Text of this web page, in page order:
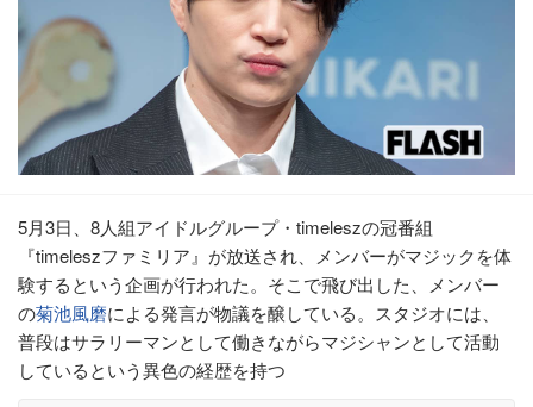
5月3日、8人組アイドルグループ・timeleszの冠番組
『timeleszファミリア』が放送され、メンバーがマジックを体
験するという企画が行われた。そこで飛び出した、メンバー
の菊池風磨による発言が物議を醸している。スタジオには、
普段はサラリーマンとして働きながらマジシャンとして活動
しているという異色の経歴を持つ